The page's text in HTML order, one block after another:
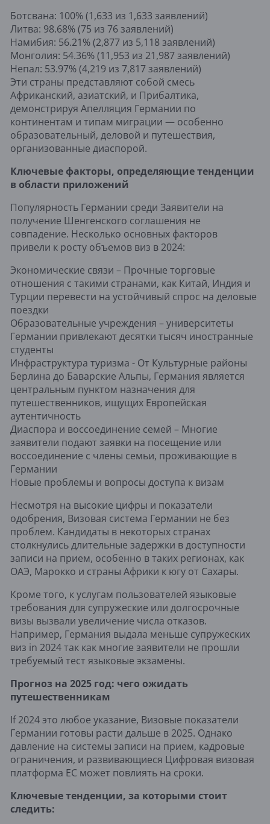
Ботсвана: 100% (1,633 из 1,633 заявлений)
Литва: 98.68% (75 из 76 заявлений)
Намибия: 56.21% (2,877 из 5,118 заявлений)
Монголия: 54.36% (11,953 из 21,987 заявлений)
Непал: 53.97% (4,219 из 7,817 заявлений)
Эти страны представляют собой смесь
Африканский, азиатский, и Прибалтика,
демонстрируя Апелляция Германии по
континентам и типам миграции — особенно
образовательный, деловой и путешествия,
организованные диаспорой.
Ключевые факторы, определяющие тенденции
в области приложений
Популярность Германии среди Заявители на
получение Шенгенского соглашения не
совпадение. Несколько основных факторов
привели к росту объемов виз в 2024:
Экономические связи – Прочные торговые
отношения с такими странами, как Китай, Индия и
Турции перевести на устойчивый спрос на деловые
поездки
Образовательные учреждения – университеты
Германии привлекают десятки тысяч иностранные
студенты
Инфраструктура туризма - От Культурные районы
Берлина до Баварские Альпы, Германия является
центральным пунктом назначения для
путешественников, ищущих Европейская
аутентичность
Диаспора и воссоединение семей – Многие
заявители подают заявки на посещение или
воссоединение с члены семьи, проживающие в
Германии
Новые проблемы и вопросы доступа к визам
Несмотря на высокие цифры и показатели
одобрения, Визовая система Германии не без
проблем. Кандидаты в некоторых странах
столкнулись длительные задержки в доступности
записи на прием, особенно в таких регионах, как
ОАЭ, Марокко и страны Африки к югу от Сахары.
Кроме того, к услугам пользователей языковые
требования для супружеские или долгосрочные
визы вызвали увеличение числа отказов.
Например, Германия выдала меньше супружеских
виз in 2024 так как многие заявители не прошли
требуемый тест языковые экзамены.
Прогноз на 2025 год: чего ожидать
путешественникам
If 2024 это любое указание, Визовые показатели
Германии готовы расти дальше в 2025. Однако
давление на системы записи на прием, кадровые
ограничения, и развивающиеся Цифровая визовая
платформа ЕС может повлиять на сроки.
Ключевые тенденции, за которыми стоит
следить: